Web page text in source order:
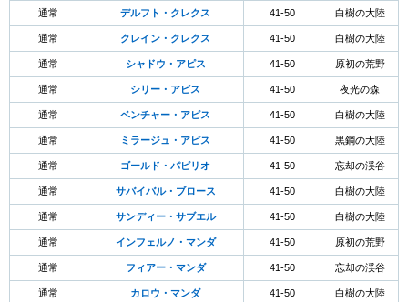
通常 デルフト・クレクス 41-50 白樹の大陸
通常 クレイン・クレクス 41-50 白樹の大陸
通常 シャドウ・アピス 41-50 原初の荒野
通常 シリー・アピス 41-50 夜光の森
通常 ベンチャー・アピス 41-50 白樹の大陸
通常 ミラージュ・アピス 41-50 黒鋼の大陸
通常 ゴールド・パピリオ 41-50 忘却の渓谷
通常 サバイバル・ブロース 41-50 白樹の大陸
通常 サンディー・サブエル 41-50 白樹の大陸
通常 インフェルノ・マンダ 41-50 原初の荒野
通常 フィアー・マンダ 41-50 忘却の渓谷
通常 カロウ・マンダ 41-50 白樹の大陸